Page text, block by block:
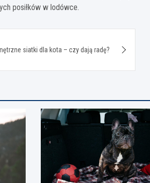
posiłków w lodówce.
siatki dla kota – czy dają radę?